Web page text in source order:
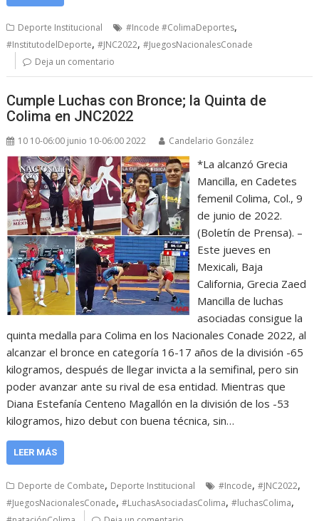
Deporte Institucional #Incode #ColimaDeportes,
#InstitutodelDeporte,#JNC2022,#JuegosNacionalesConade
Deja un comentario
Cumple Luchas con Bronce; la Quinta de
Colima en JNC2022
10 10-06:00 junio 10-06:00 2022 Candelario González
*La alcanzó Grecia
Mancilla, en Cadetes
femenil Colima, Col., 9
de junio de 2022.
(Boletín de Prensa). –
Este jueves en
Mexicali, Baja
California, Grecia Zaed
Mancilla de luchas
asociadas consigue la
quinta medalla para Colima en los Nacionales Conade 2022, al
alcanzar el bronce en categoría 16-17 años de la división -65
kilogramos, después de llegar invicta a la semifinal, pero sin
poder avanzar ante su rival de esa entidad. Mientras que
Diana Estefanía Centeno Magallón en la división de los -53
kilogramos, hizo debut con buena técnica, sin…
LEER MÁS
Deporte de Combate, Deporte Institucional #Incode,#JNC2022,
#JuegosNacionalesConade,#LuchasAsociadasColima,#luchasColima,